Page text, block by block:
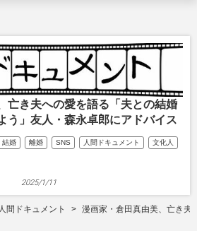
亡き夫への愛を語る「夫との結婚
う」友人・森永卓郎にアドバイス
結婚 離婚 SNS 人間ドキュメント 文化人
2025/1/11
人間ドキュメント 漫画家・倉田真由美、亡き夫